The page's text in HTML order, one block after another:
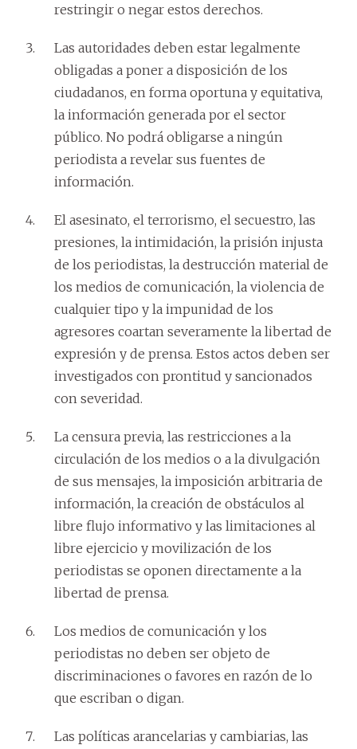
restringir o negar estos derechos.
Las autoridades deben estar legalmente
obligadas a poner a disposición de los
ciudadanos, en forma oportuna y equitativa,
la información generada por el sector
público. No podrá obligarse a ningún
periodista a revelar sus fuentes de
información.
El asesinato, el terrorismo, el secuestro, las
presiones, la intimidación, la prisión injusta
de los periodistas, la destrucción material de
los medios de comunicación, la violencia de
cualquier tipo y la impunidad de los
agresores coartan severamente la libertad de
expresión y de prensa. Estos actos deben ser
investigados con prontitud y sancionados
con severidad.
La censura previa, las restricciones a la
circulación de los medios o a la divulgación
de sus mensajes, la imposición arbitraria de
información, la creación de obstáculos al
libre flujo informativo y las limitaciones al
libre ejercicio y movilización de los
periodistas se oponen directamente a la
libertad de prensa.
Los medios de comunicación y los
periodistas no deben ser objeto de
discriminaciones o favores en razón de lo
que escriban o digan.
Las políticas arancelarias y cambiarias, las